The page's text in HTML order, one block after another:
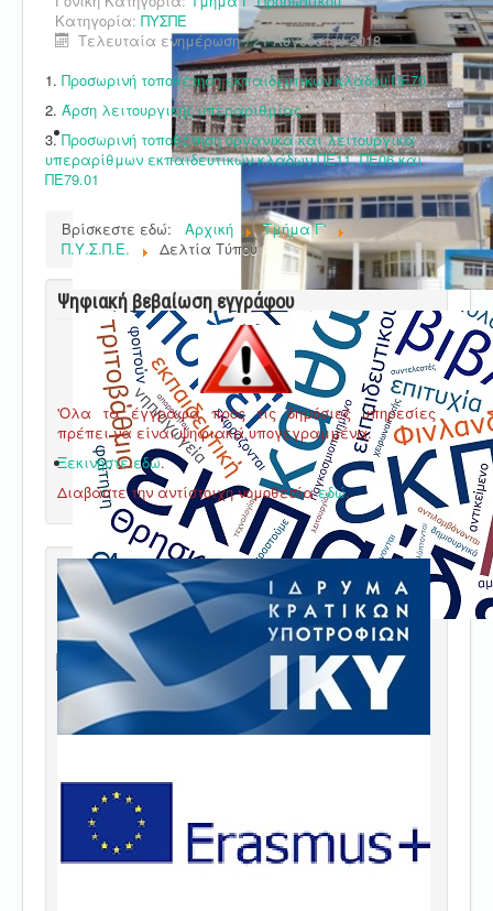
Κατηγορία: ΠΥΣΠΕ
Τελευταία ενημέρωση : 21 Αυγούστου 2018
1. Προσωρινή τοποθέτηση εκπαιδευτικών κλάδου ΠΕ70
2. Άρση λειτουργικής υπεραριθμίας
3.Προσωρινή τοποθέτηση οργανικά και λειτουργικά
υπεραρίθμων εκπαιδευτικών κλάδων ΠΕ11, ΠΕ06 και
ΠΕ79.01
Βρίσκεστε εδώ: Αρχική
Τμήμα Γ'
Π.Υ.Σ.Π.Ε.
Δελτία Τύπου
Ψηφιακή βεβαίωση εγγράφου
'Ολα τα έγγραφα προς τις δημόσιες υπηρεσίες
πρέπει να είναι ψηφιακά υπογεγραμμένα.
Ξεκινήστε εδώ.
Διαβάστε την αντίστοιχη νομοθεσίαεδώ.